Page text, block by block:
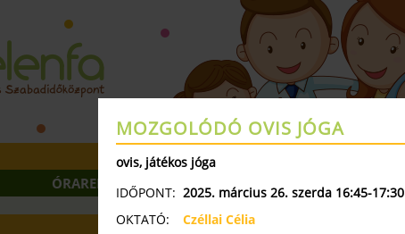
ÓRAREND NYÁRI TÁBOROK MINI OVI
MOZGOLÓDÓ OVIS JÓGA
ovis, játékos jóga
IDŐPONT: 2025. március 26. szerda 16:45-17:30
OKTATÓ:
Czéllai Célia